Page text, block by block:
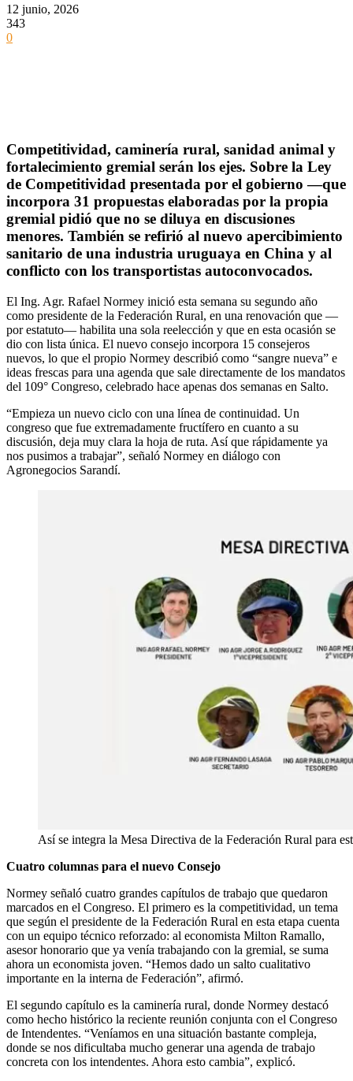
12 junio, 2026
343
0
Competitividad, caminería rural, sanidad animal y
fortalecimiento gremial serán los ejes. Sobre la Ley
de Competitividad presentada por el gobierno —que
incorpora 31 propuestas elaboradas por la propia
gremial pidió que no se diluya en discusiones
menores. También se refirió al nuevo apercibimiento
sanitario de una industria uruguaya en China y al
conflicto con los transportistas autoconvocados.
El Ing. Agr. Rafael Normey inició esta semana su segundo año
como presidente de la Federación Rural, en una renovación que —
por estatuto— habilita una sola reelección y que en esta ocasión se
dio con lista única. El nuevo consejo incorpora 15 consejeros
nuevos, lo que el propio Normey describió como “sangre nueva” e
ideas frescas para una agenda que sale directamente de los mandatos
del 109° Congreso, celebrado hace apenas dos semanas en Salto.
“Empieza un nuevo ciclo con una línea de continuidad. Un
congreso que fue extremadamente fructífero en cuanto a su
discusión, deja muy clara la hoja de ruta. Así que rápidamente ya
nos pusimos a trabajar”, señaló Normey en diálogo con
Agronegocios Sarandí.
Así se integra la Mesa Directiva de la Federación Rural para
Cuatro columnas para el nuevo Consejo
Normey señaló cuatro grandes capítulos de trabajo que quedaron
marcados en el Congreso. El primero es la competitividad, un tema
que según el presidente de la Federación Rural en esta etapa cuenta
con un equipo técnico reforzado: al economista Milton Ramallo,
asesor honorario que ya venía trabajando con la gremial, se suma
ahora un economista joven. “Hemos dado un salto cualitativo
importante en la interna de Federación”, afirmó.
El segundo capítulo es la caminería rural, donde Normey destacó
como hecho histórico la reciente reunión conjunta con el Congreso
de Intendentes. “Veníamos en una situación bastante compleja,
donde se nos dificultaba mucho generar una agenda de trabajo
concreta con los intendentes. Ahora esto cambia”, explicó.